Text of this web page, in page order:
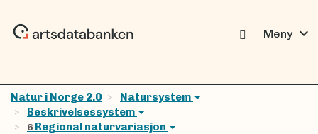
Meny expand_more
Natur i Norge 2.0
Natursystem
Beskrivelsessystem
6 Regional naturvariasjon